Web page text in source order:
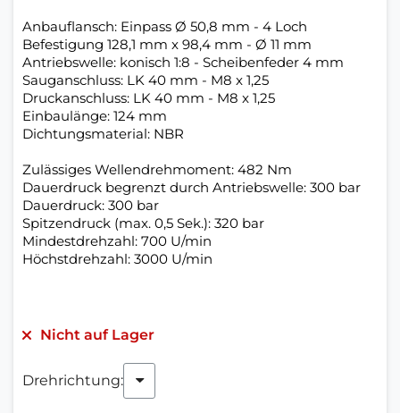
Anbauflansch: Einpass Ø 50,8 mm - 4 Loch
Befestigung 128,1 mm x 98,4 mm - Ø 11 mm
Antriebswelle: konisch 1:8 - Scheibenfeder 4 mm
Sauganschluss: LK 40 mm - M8 x 1,25
Druckanschluss: LK 40 mm - M8 x 1,25
Einbaulänge: 124 mm
Dichtungsmaterial: NBR
Zulässiges Wellendrehmoment: 482 Nm
Dauerdruck begrenzt durch Antriebswelle: 300 bar
Dauerdruck: 300 bar
Spitzendruck (max. 0,5 Sek.): 320 bar
Mindestdrehzahl: 700 U/min
Höchstdrehzahl: 3000 U/min
Nicht auf Lager
Drehrichtung: